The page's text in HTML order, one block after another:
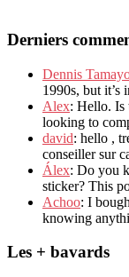
Derniers
Dennis
1990s, but it’s
Alex: Hello. Is
looking to
david: hello ,
conseiller sur
Álex: Do you
sticker? This
Achoo: I
knowing
Les + bavards